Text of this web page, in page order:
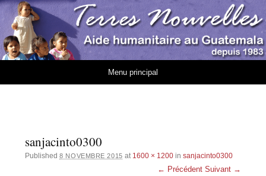
Association Terres
Nouvelles
AIDE HUMANITAIRE AU GUATEMALA DEPUIS 1983
Menu principal
sanjacinto0300
Published8 NOVEMBRE 2015 at 1600 × 1200in sanjacinto0300
← Précédent Suivant →